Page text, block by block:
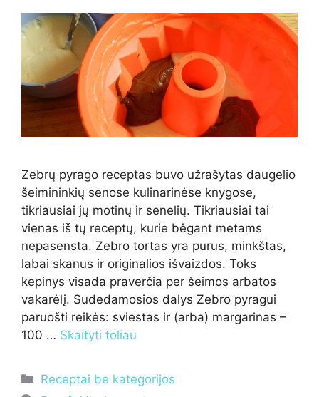
Zebrų pyrago receptas buvo užrašytas daugelio
šeimininkių senose kulinarinėse knygose,
tikriausiai jų motinų ir senelių. Tikriausiai tai
vienas iš tų receptų, kurie bėgant metams
nepasensta. Zebro tortas yra purus, minkštas,
labai skanus ir originalios išvaizdos. Toks
kepinys visada praverčia per šeimos arbatos
vakarėlį. Sudedamosios dalys Zebro pyragui
paruošti reikės: sviestas ir (arba) margarinas –
100 … Skaityti toliau
Kategorijos
Receptai be kategorijos